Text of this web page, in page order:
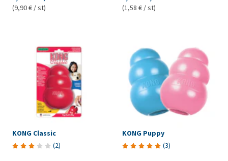
(9,90 € / st)
(1,58 € / st)
KONG Classic
(2)
KONG Puppy
(3)